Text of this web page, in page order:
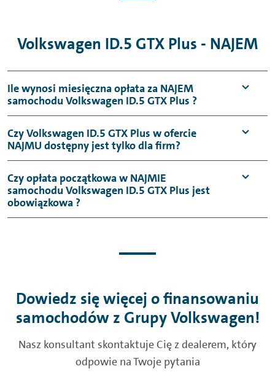
Volkswagen ID.5 GTX Plus - NAJEM
Ile wynosi miesięczna opłata za NAJEM
samochodu Volkswagen ID.5 GTX Plus ?
Czy Volkswagen ID.5 GTX Plus w ofercie
NAJMU dostępny jest tylko dla firm?
Czy opłata początkowa w NAJMIE
samochodu Volkswagen ID.5 GTX Plus jest
obowiązkowa ?
Dowiedz się więcej o finansowaniu
samochodów z Grupy Volkswagen!
Nasz konsultant skontaktuje Cię z dealerem, który
odpowie na Twoje pytania